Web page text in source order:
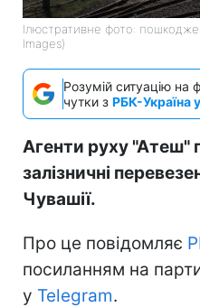
Ілюстративне фото:
Images)
Розумій ситуацію на
чутки з РБК-Україна
Агенти руху "Атеш"
залізничні
Чувашії.
Про це повідомляє
посиланням на
у Telegram.